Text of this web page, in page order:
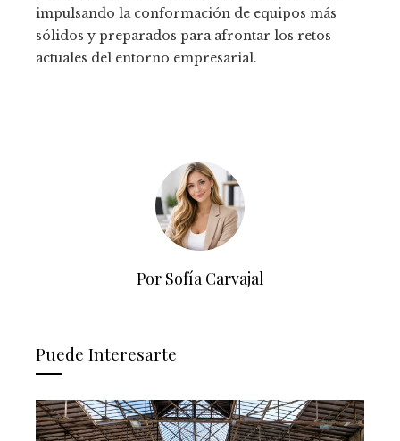
impulsando la conformación de equipos más
sólidos y preparados para afrontar los retos
actuales del entorno empresarial.
Por Sofía Carvajal
Puede Interesarte